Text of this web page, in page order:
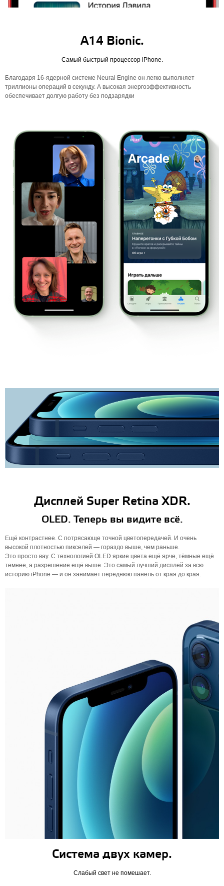
A14 Bionic.
Самый быстрый процессор iPhone.
Благодаря 16‑ядерной системе Neural Engine он легко выполняет
триллионы операций в секунду. А высокая энергоэффективность
обеспечивает долгую работу без подзарядки
Дисплей Super Retina XDR.
OLED. Теперь вы видите всё.
Ещё контрастнее. С потрясающе точной цветопередачей. И очень
высокой плотностью пикселей — гораздо выше, чем раньше.
Это просто вау. С технологией OLED яркие цвета ещё ярче, тёмные ещё
темнее, а разрешение ещё выше. Это самый лучший дисплей за всю
историю iPhone — и он занимает переднюю панель от края до края.
Система двух камер.
Слабый свет не помешает.